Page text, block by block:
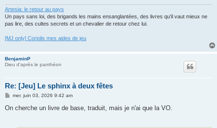
Artesia: le retour au pays
Un pays sans loi, des brigands les mains ensanglantées, des livres qu'il vaut mieux ne
pas lire, des cultes secrets et un chevalier de retour chez lui.
[MJ only] Coriolis mes aides de jeu
BenjaminP
Dieu d'après le panthéon
Re: [Jeu] Le sphinx à deux fêtes
M
s
mer. juin 03, 2026 9:42 am
On cherche un livre de base, traduit, mais je n'ai que la VO.